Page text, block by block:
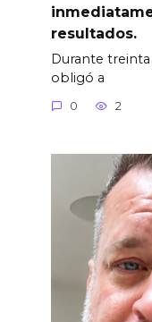
resultados.
Durante
obligó a
0 2